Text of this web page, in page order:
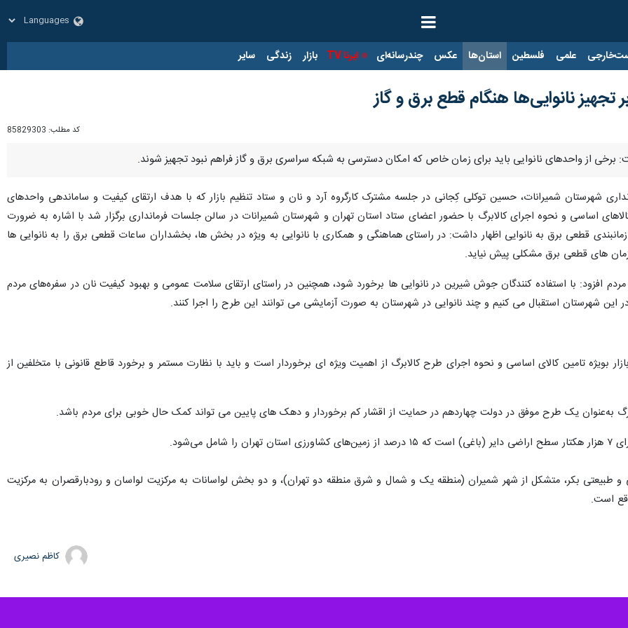
علمی فلسطین استان‌ها عکس چندرسانه‌ای ایرنا TV بازار زندگی سایر
تجهیز نانوایی‌ها هنگام قطع برق و گاز
کد مطلب: 85829303